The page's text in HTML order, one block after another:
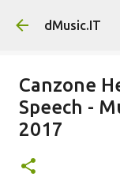
dMusic.IT
Canzone
Speech -
2017